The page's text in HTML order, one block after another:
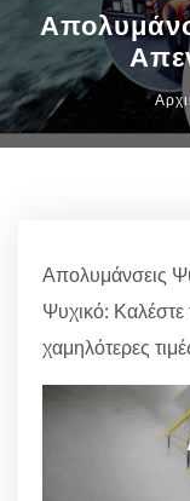
Απολυμάνσεις
Ψυχικό: Καλέστε
χαμηλότερες